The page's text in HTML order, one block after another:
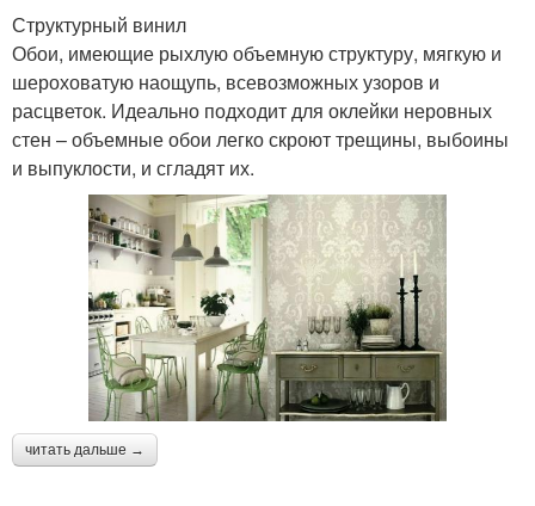
Структурный винил
Обои, имеющие рыхлую объемную структуру, мягкую и
шероховатую наощупь, всевозможных узоров и
расцветок. Идеально подходит для оклейки неровных
стен – объемные обои легко скроют трещины, выбоины
и выпуклости, и сгладят их.
читать дальше →